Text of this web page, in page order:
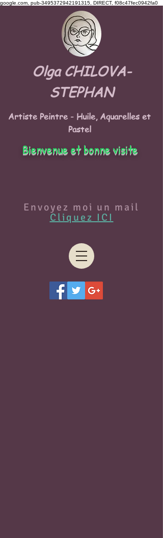
google.com, pub-3495372942191315, DIRECT, f08c47fec0942fa0
Olga CHILOVA-
STEPHAN
Artiste Peintre - Huile, Aquarelles et
Pastel
Envoyez moi un mail
Cliquez ICI
Bienvenue et bonne visite